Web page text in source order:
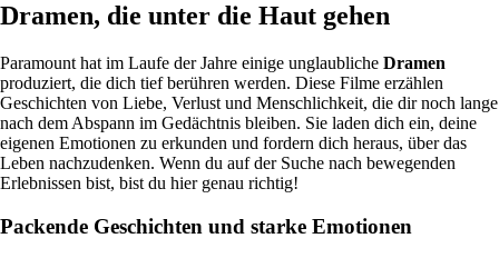
Dramen, die unter die Haut gehen
Paramount hat im Laufe der Jahre einige unglaubliche Dramen
produziert, die dich tief berühren werden. Diese Filme erzählen
Geschichten von Liebe, Verlust und Menschlichkeit, die dir noch lange
nach dem Abspann im Gedächtnis bleiben. Sie laden dich ein, deine
eigenen Emotionen zu erkunden und fordern dich heraus, über das
Leben nachzudenken. Wenn du auf der Suche nach bewegenden
Erlebnissen bist, bist du hier genau richtig!
Packende Geschichten und starke Emotionen